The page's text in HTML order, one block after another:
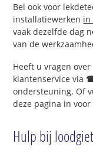
Bel ook voor
installatiewerken in
vaak dezelfde dag
van de
Heeft u vragen
klantenservice via
ondersteuning. Of
deze pagina in
Hulp bij